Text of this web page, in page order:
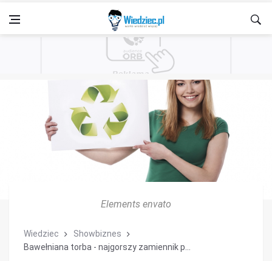
Elements envato
Wiedziec
Showbiznes
Bawełniana torba - najgorszy zamiennik p...